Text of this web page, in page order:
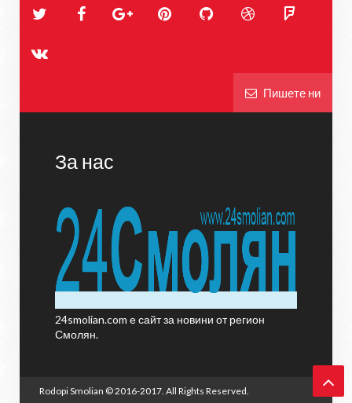
Пишете ни
За нас
24smolian.com е сайт за новини от регион
Смолян.
Rodopi Smolian © 2016-2017. All Rights Reserved.